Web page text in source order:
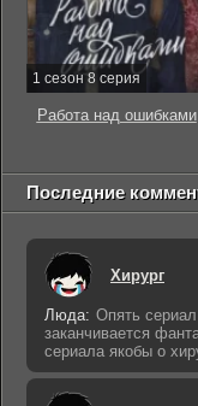
1 сезон 8 серия
Работа над ошибками
Последние
Хирург
Люда: Опять
заканчивается
сериала якобы о